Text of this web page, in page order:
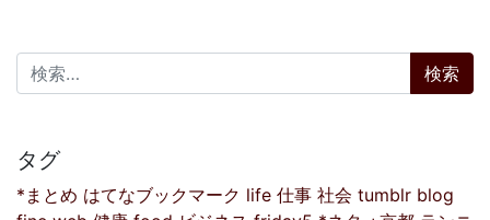
検索:
タグ
*まとめ はてなブックマーク life 仕事 社会 tumblr blog